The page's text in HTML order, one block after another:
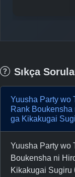
Sıkça
Yuusha Party wo
Rank
ga Kikakugai
Yuusha Party wo
Boukensha ni
Kikakugai Sugiru